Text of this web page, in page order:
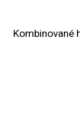
Kombinované